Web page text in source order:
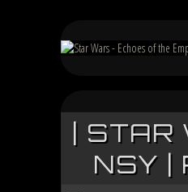
| STAR
NSY |